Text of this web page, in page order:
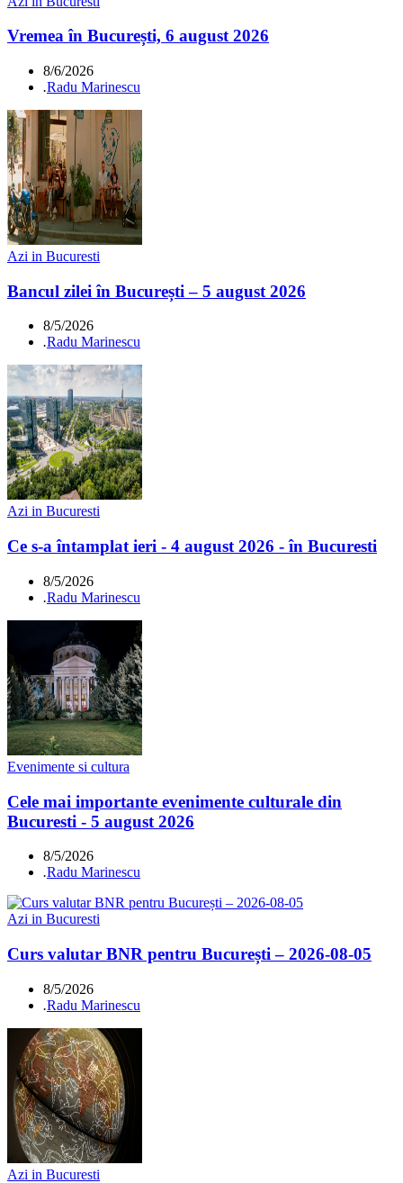
Vremea în București, 6 august 2026
8/6/2026
.Radu Marinescu
Azi in Bucuresti
Bancul zilei în București – 5 august 2026
8/5/2026
.Radu Marinescu
Azi in Bucuresti
Ce s-a întamplat ieri - 4 august 2026 - în Bucuresti
8/5/2026
.Radu Marinescu
Evenimente si cultura
Cele mai importante evenimente culturale din
Bucuresti - 5 august 2026
8/5/2026
.Radu Marinescu
Azi in Bucuresti
Curs valutar BNR pentru București – 2026-08-05
8/5/2026
.Radu Marinescu
Azi in Bucuresti